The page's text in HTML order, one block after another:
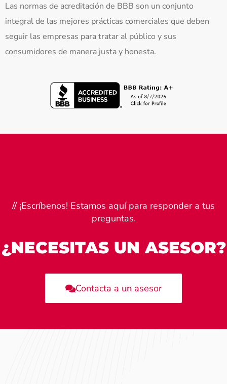
Las normas de acreditación de BBB son un conjunto
integral de las mejores prácticas comerciales que deben
seguir las empresas para tratar al público y sus
consumidores de manera justa y honesta.
// ¡Escríbenos! Estamos aquí para responder a tus
preguntas.
¿NECESITAS UN ASESOR?
Contacta a un asesor